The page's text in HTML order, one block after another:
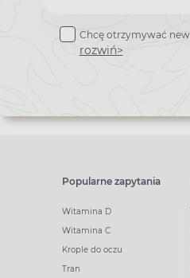
do
newslettera
Chcę otrzymywać
rozwiń>
Popularne zapytania
Witamina D
Witamina C
Krople do oczu
Tran